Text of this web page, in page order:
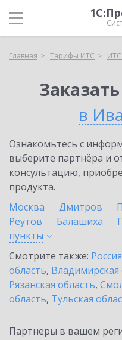
Главная Тарифы ИТС
в
Ознакомьтесь с
выберите партнёра и
консультацию,
продукта.
Москва
Дмитров
Реутов
Балашиха
пункты
Смотрите также: Россия
область, Владимирская
Рязанская область,
область, Тульская
Партнеры в вашем